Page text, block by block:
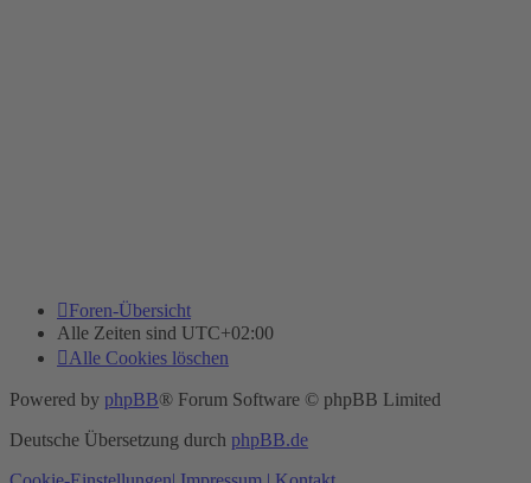
Foren-Übersicht
Alle Zeiten sind UTC+02:00
Alle Cookies löschen
Powered by phpBB® Forum Software © phpBB Limited
Deutsche Übersetzung durch phpBB.de